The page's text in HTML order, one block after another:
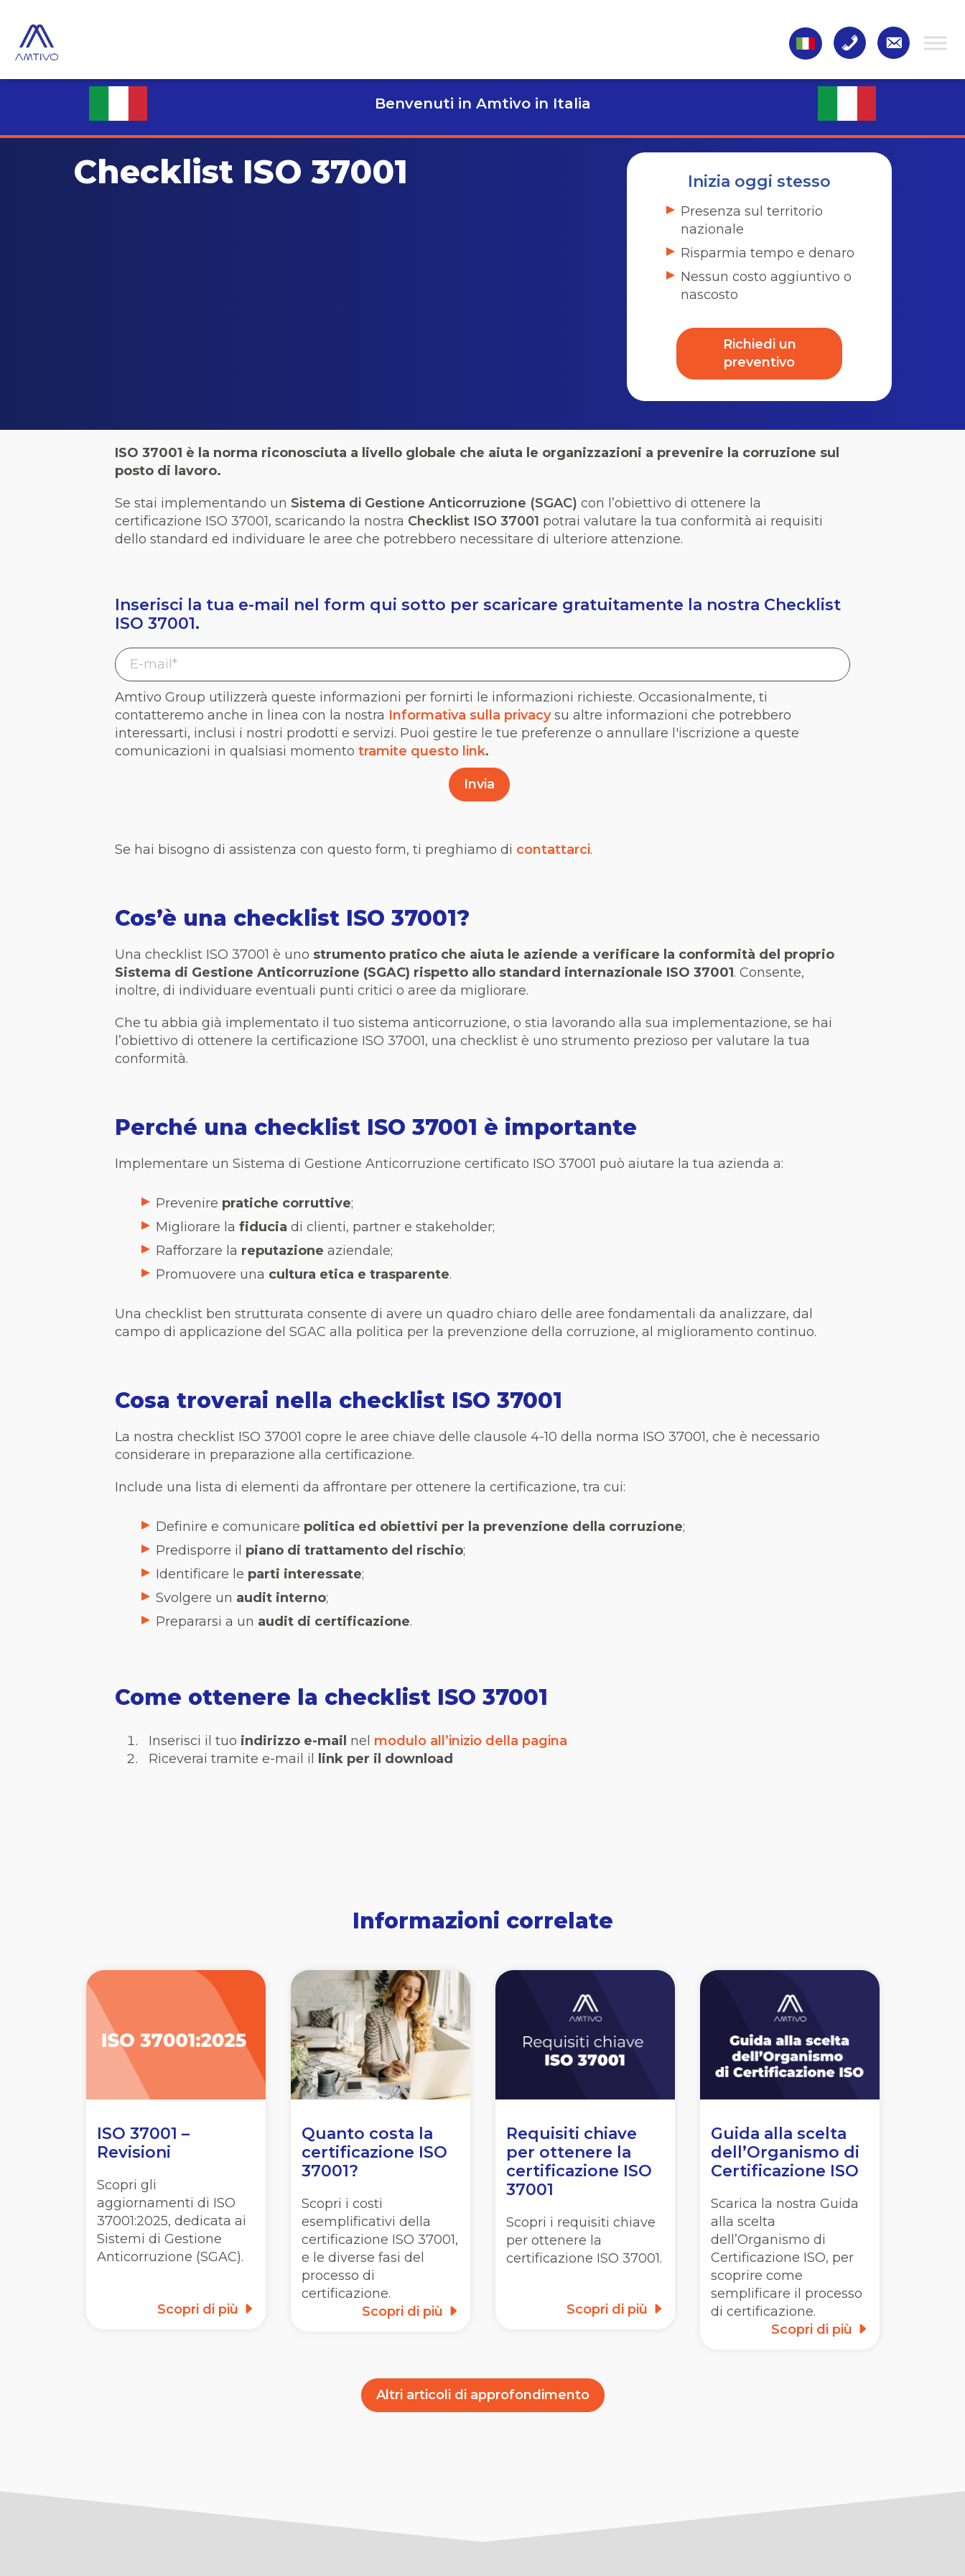
Benvenuti in Amtivo in Italia
Checklist ISO 37001 Inizia oggi stesso
Presenza sul territorio
nazionale
Risparmia tempo e denaro
Nessun costo aggiuntivo o
nascosto
Richiedi un
preventivo
ISO 37001 è la norma riconosciuta a livello globale che aiuta le organizzazioni a prevenire la corruzione sul
posto di lavoro.
Se stai implementando un Sistema di Gestione Anticorruzione (SGAC) con l’obiettivo di ottenere la
certificazione ISO 37001, scaricando la nostra Checklist ISO 37001 potrai valutare la tua conformità ai requisiti
dello standard ed individuare le aree che potrebbero necessitare di ulteriore attenzione.
Inserisci la tua e-mail nel form qui sotto per scaricare gratuitamente la nostra Checklist
ISO 37001.
Amtivo Group utilizzerà queste informazioni per fornirti le informazioni richieste. Occasionalmente, ti
contatteremo anche in linea con la nostra Informativa sulla privacysu altre informazioni che potrebbero
interessarti, inclusi i nostri prodotti e servizi. Puoi gestire le tue preferenze o annullare l'iscrizione a queste
comunicazioni in qualsiasi momento tramite questo link.
Se hai bisogno di assistenza con questo form, ti preghiamo di contattarci.
Cos’è una checklist ISO 37001?
Una checklist ISO 37001 è uno strumento pratico che aiuta le aziende a verificare la conformità del proprio
Sistema di Gestione Anticorruzione (SGAC) rispetto allo standard internazionale ISO 37001. Consente,
inoltre, di individuare eventuali punti critici o aree da migliorare.
Che tu abbia già implementato il tuo sistema anticorruzione, o stia lavorando alla sua implementazione, se hai
l’obiettivo di ottenere la certificazione ISO 37001, una checklist è uno strumento prezioso per valutare la tua
conformità.
Perché una checklist ISO 37001 è importante
Implementare un Sistema di Gestione Anticorruzione certificato ISO 37001 può aiutare la tua azienda a:
Prevenire pratiche corruttive;
Migliorare la fiducia di clienti, partner e stakeholder;
Rafforzare la reputazione aziendale;
Promuovere una cultura etica e trasparente.
Una checklist ben strutturata consente di avere un quadro chiaro delle aree fondamentali da analizzare, dal
campo di applicazione del SGAC alla politica per la prevenzione della corruzione, al miglioramento continuo.
Cosa troverai nella checklist ISO 37001
La nostra checklist ISO 37001 copre le aree chiave delle clausole 4-10 della norma ISO 37001, che è necessario
considerare in preparazione alla certificazione.
Include una lista di elementi da affrontare per ottenere la certificazione, tra cui:
Definire e comunicare politica ed obiettivi per la prevenzione della corruzione;
Predisporre il piano di trattamento del rischio;
Identificare le parti interessate;
Svolgere un audit interno;
Prepararsi a un audit di certificazione.
Come ottenere la checklist ISO 37001
Inserisci il tuo indirizzo e-mail nel modulo all’inizio della pagina
Riceverai tramite e-mail il
link per il download
Informazioni correlate
ISO 37001 –
Revisioni
Scopri gli
aggiornamenti di ISO
37001:2025, dedicata ai
Sistemi di Gestione
Anticorruzione (SGAC).
Scopri di più
Quanto costa la
certificazione ISO
37001?
Scopri i costi
esemplificativi della
certificazione ISO 37001,
e le diverse fasi del
processo di
certificazione.
Scopri di più
Requisiti chiave
per ottenere la
certificazione ISO
37001
Scopri i requisiti chiave
per ottenere la
certificazione ISO 37001.
Scopri di più
Guida alla scelta
dell’Organismo di
Certificazione ISO
Scarica la nostra Guida
alla scelta
dell’Organismo di
Certificazione ISO, per
scoprire come
semplificare il processo
di certificazione.
Scopri di più
Altri articoli di approfondimento